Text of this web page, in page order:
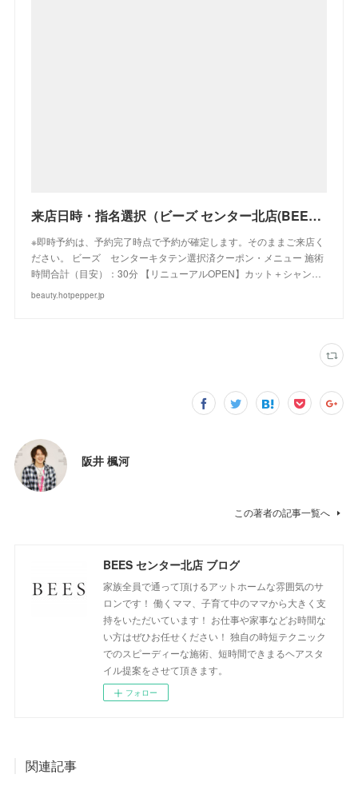
来店日時・指名選択（ビーズ センター北店(BEES)）｜ホットペッパービューティー
※即時予約は、予約完了時点で予約が確定します。そのままご来店く
ださい。 ビーズ センターキタテン選択済クーポン・メニュー 施術
時間合計（目安）：30分 【リニューアルOPEN】カット＋シャン…
beauty.hotpepper.jp
阪井 楓河
この著者の記事一覧へ
BEES センター北店 ブログ
家族全員で通って頂けるアットホームな雰囲気のサ
ロンです！ 働くママ、子育て中のママから大きく支
持をいただいています！ お仕事や家事などお時間な
い方はぜひお任せください！ 独自の時短テクニック
でのスピーディーな施術、短時間できまるヘアスタ
イル提案をさせて頂きます。
フォロー
関連記事